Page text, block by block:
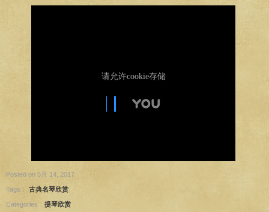
Posted on 5月 14, 2017
Tags： 古典名琴欣赏
Categories： 提琴欣赏